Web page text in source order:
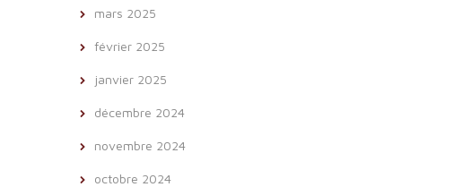
mars 2025
février 2025
janvier 2025
décembre 2024
novembre 2024
octobre 2024